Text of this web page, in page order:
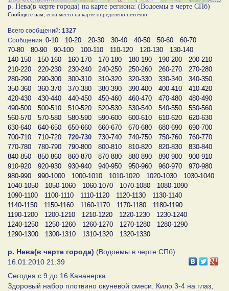
р. Нева(в черте города) на карте региона: (Водоемы в черте СПб)
Сообщите нам , если место на карте определено неточно
Всего сообщений: 1327
Сообщения: 0-10 10-20 20-30 30-40 40-50 50-60
60-70
70-80
80-90 90-100 100-110 110-120 120-130
130-140
140-150
150-160 160-170 170-180 180-190 190-200
200-210
210-220
220-230 230-240 240-250 250-260 260-270
270-280
280-290
290-300 300-310 310-320 320-330 330-340
340-350
350-360
360-370 370-380 380-390 390-400 400-410
410-420
420-430
430-440 440-450 450-460 460-470 470-480
480-490
490-500
500-510 510-520 520-530 530-540 540-550
550-560
560-570
570-580 580-590 590-600 600-610 610-620
620-630
630-640
640-650 650-660 660-670 670-680 680-690
690-700
700-710
710-720 720-730 730-740 740-750 750-760
760-770
770-780
780-790 790-800 800-810 810-820 820-830
830-840
840-850
850-860 860-870 870-880 880-890 890-900
900-910
910-920
920-930 930-940 940-950 950-960 960-970
970-980
980-990
990-1000 1000-1010 1010-1020 1020-1030
1030-1040
1040-1050
1050-1060 1060-1070 1070-1080
1080-1090
1090-1100
1100-1110 1110-1120 1120-1130
1130-1140
1140-1150
1150-1160 1160-1170 1170-1180
1180-1190
1190-1200
1200-1210 1210-1220 1220-1230
1230-1240
1240-1250
1250-1260 1260-1270 1270-1280
1280-1290
1290-1300
1300-1310 1310-1320 1320-1330
р. Нева(в черте города) (Водоемы в черте СПб)
16.01.2010 21:39
Сегодня с 9 до 16 Кананерка.
Здоровый набор плотвино окуневой смеси. Кило 3-4 на глаз,